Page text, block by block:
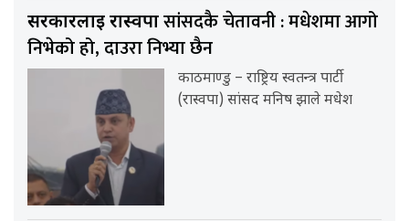
सरकारलाई रास्वपासांसदकै चेतावनी : मधेशमा आगो
निभेको हो, दाउरा निभ्या छैन
काठमाण्डु – राष्ट्रिय स्वतन्त्र पार्टी
(रास्वपा) सांसद मनिष झाले मधेश